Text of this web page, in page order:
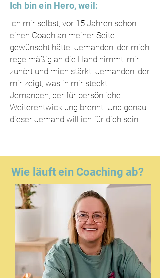
Ich bin ein Hero, weil:
Ich mir selbst, vor 15 Jahren schon
einen Coach an meiner Seite
gewünscht hätte. Jemanden, der mich
regelmäßig an die Hand nimmt, mir
zuhört und mich stärkt. Jemanden, der
mir zeigt, was in mir steckt.
Jemanden, der für persönliche
Weiterentwicklung brennt. Und genau
dieser Jemand will ich für dich sein.
Wie läuft ein Coaching ab?